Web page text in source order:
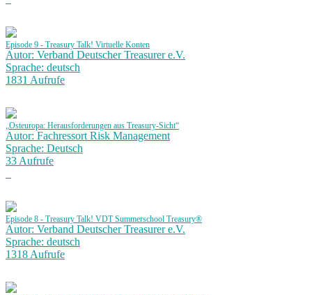
Episode 9 - Treasury Talk! Virtuelle Konten
Autor: Verband Deutscher Treasurer e.V.
Sprache: deutsch
1831 Aufrufe
„Osteuropa: Herausforderungen aus Treasury-Sicht“
Autor: Fachressort Risk Management
Sprache: Deutsch
33 Aufrufe
Episode 8 - Treasury Talk! VDT Summerschool Treasury®
Autor: Verband Deutscher Treasurer e.V.
Sprache: deutsch
1318 Aufrufe